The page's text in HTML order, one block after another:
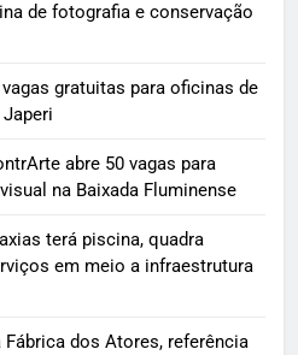
de fotografia e conservação
gratuitas para oficinas de
abre 50 vagas para
na Baixada Fluminense
terá piscina, quadra
em meio a infraestrutura
dos Atores, referência